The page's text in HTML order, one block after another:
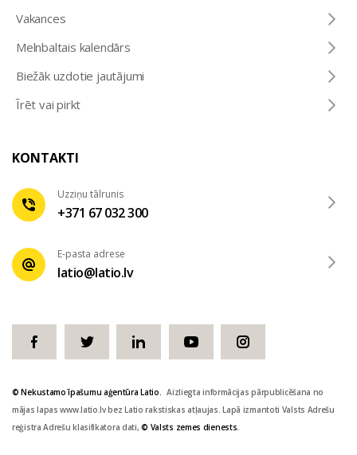
© Nekustamo īpašumu aģentūra Latio. Aizliegta informācijas pārpublicēšana no
mājas lapas www.latio.lv bez Latio rakstiskas atļaujas. Lapā izmantoti Valsts Adrešu
reģistra Adrešu klasifikatora dati,© Valsts zemes dienests.
Vakances
Melnbaltais kalendārs
Biežāk uzdotie jautājumi
Īrēt vai pirkt
KONTAKTI
Uzziņu tālrunis
+371 67 032 300
E-pasta adrese
latio@latio.lv